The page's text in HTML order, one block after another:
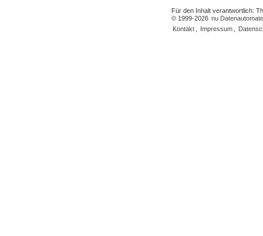
Für den Inhalt verantwortlich:
© 1999-2026 nu
Kontakt
Impressum